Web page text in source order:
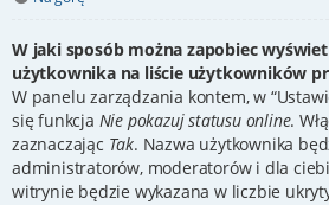
W jaki sposób można zapobiec
użytkownika na liście użytkowników
W panelu zarządzania kontem, w
się funkcja Nie pokazuj statusu online.
zaznaczając Tak. Nazwa użytkownika
administratorów, moderatorów i dla
witrynie będzie wykazana w liczbie